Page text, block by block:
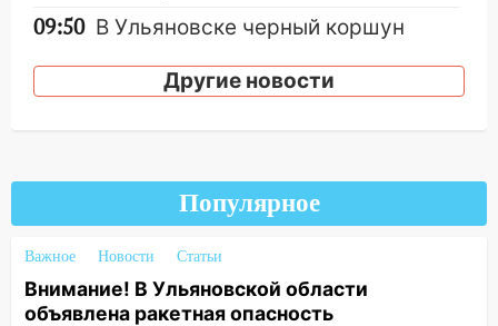
09:50 В Ульяновске черный коршун
09:44 Ульяновские спасатели помогли
08:21 В Заволжском районе украли два
07:18
В Ульяновск идет
погода в четверг
Другие новости
Популярное
Важное Новости Статьи
Внимание! В Ульяновской области
объявлена ракетная опасность